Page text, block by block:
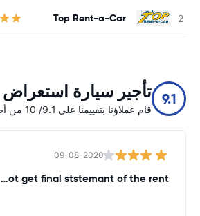
Top Rent-a-Car
9.1 تأجير سيارة استعراض
قام عملاؤنا بتقييمنا على 9.1/ 10 من أصل 12842
09-08-2020
until today - did not get final ststemant of the rent !!